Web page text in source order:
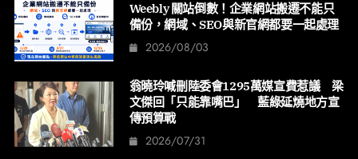
Weebly 關站倒數！企業網站搬遷不能只
備份，網域、SEO與新官網都要一起處理
2026/08/03
翁曉玲喊刪陸委會1295萬媒宣費惹議 梁
文傑回「只能靠嘴巴」 藍綠延燒地方宣
傳預算戰
2026/07/31